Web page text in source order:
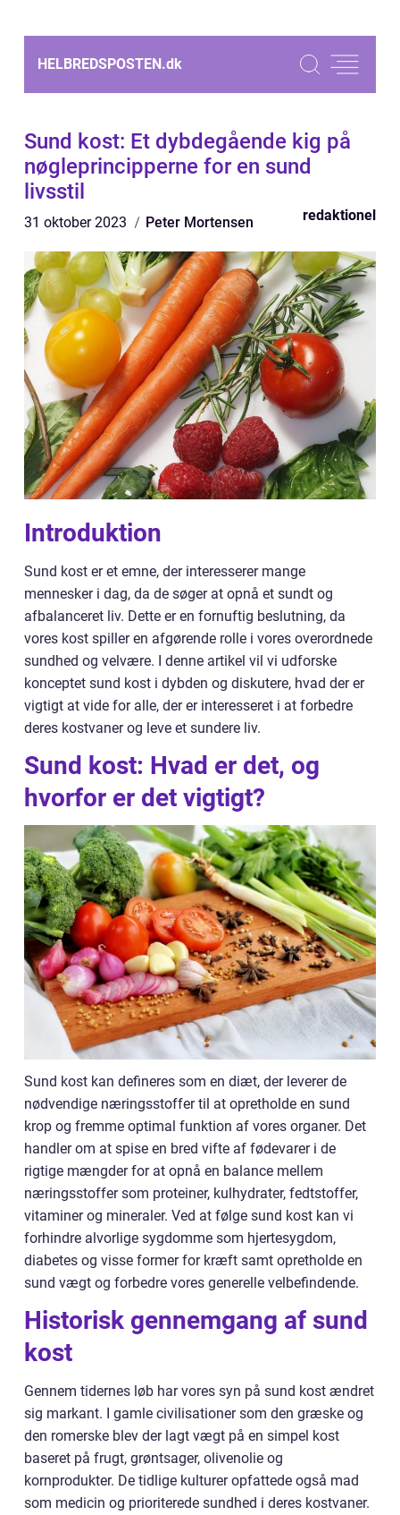
HELBREDSPOSTEN.dk
Sund kost: Et dybdegående kig på
nøgleprincipperne for en sund
livsstil
31 oktober 2023 Peter Mortensen redaktionel
Introduktion
Sund kost er et emne, der interesserer mange
mennesker i dag, da de søger at opnå et sundt og
afbalanceret liv. Dette er en fornuftig beslutning, da
vores kost spiller en afgørende rolle i vores overordnede
sundhed og velvære. I denne artikel vil vi udforske
konceptet sund kost i dybden og diskutere, hvad der er
vigtigt at vide for alle, der er interesseret i at forbedre
deres kostvaner og leve et sundere liv.
Sund kost: Hvad er det, og
hvorfor er det vigtigt?
Sund kost kan defineres som en diæt, der leverer de
nødvendige næringsstoffer til at opretholde en sund
krop og fremme optimal funktion af vores organer. Det
handler om at spise en bred vifte af fødevarer i de
rigtige mængder for at opnå en balance mellem
næringsstoffer som proteiner, kulhydrater, fedtstoffer,
vitaminer og mineraler. Ved at følge sund kost kan vi
forhindre alvorlige sygdomme som hjertesygdom,
diabetes og visse former for kræft samt opretholde en
sund vægt og forbedre vores generelle velbefindende.
Historisk gennemgang af sund
kost
Gennem tidernes løb har vores syn på sund kost ændret
sig markant. I gamle civilisationer som den græske og
den romerske blev der lagt vægt på en simpel kost
baseret på frugt, grøntsager, olivenolie og
kornprodukter. De tidlige kulturer opfattede også mad
som medicin og prioriterede sundhed i deres kostvaner.